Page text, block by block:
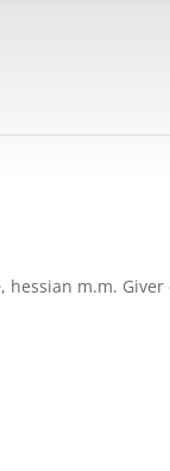
m.m. Giver